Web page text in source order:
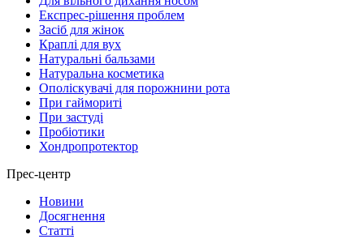
Експрес-рішення проблем
Засіб для жінок
Краплі для вух
Натуральні бальзами
Натуральна косметика
Ополіскувачі для порожнини рота
При гаймориті
При застуді
Пробіотики
Хондропротектор
Прес-центр
Новини
Досягнення
Статті